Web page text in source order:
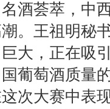
酒荟萃，中
。王祖明秘
大，正在吸
葡萄酒质量
次大赛中表